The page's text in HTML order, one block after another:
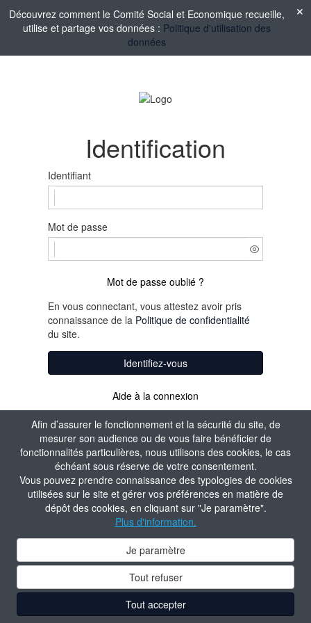
Afin d’assurer le fonctionnement et la sécurité du site, de
mesurer son audience ou de vous faire bénéficier de
fonctionnalités particulières, nous utilisons des cookies, le cas
échéant sous réserve de votre consentement.
Vous pouvez prendre connaissance des typologies de cookies
utilisées sur le site et gérer vos préférences en matière de
dépôt des cookies, en cliquant sur "Je paramètre".
Plus d'information.
Je paramètre
Tout refuser
Tout accepter
Découvrez comment le Comité Social et Economique recueille,
utilise et partage vos données : Politique d'utilisation des
données
Identification
Identifiant
Mot de passe
Mot de passe oublié ?
En vous connectant, vous attestez avoir pris
connaissance de la Politique de confidentialité
du site.
Identifiez-vous
Aide à la connexion